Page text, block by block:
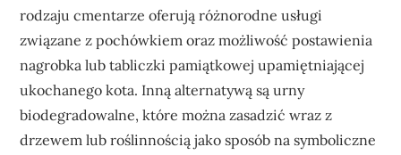
rodzaju cmentarze oferują różnorodne usługi
związane z pochówkiem oraz możliwość postawienia
nagrobka lub tabliczki pamiątkowej upamiętniającej
ukochanego kota. Inną alternatywą są urny
biodegradowalne, które można zasadzić wraz z
drzewem lub roślinnością jako sposób na symboliczne